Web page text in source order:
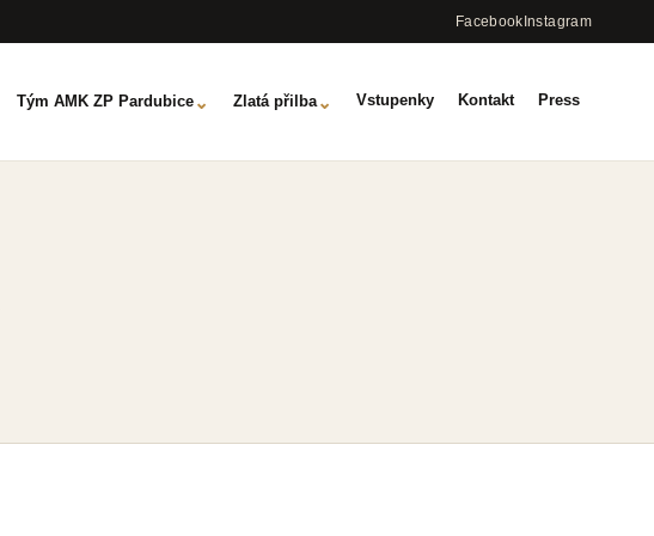
Facebook Instagram
Tým AMK ZP Pardubice ⌄ Zlatá přilba⌄ Vstupenky Kontakt Press